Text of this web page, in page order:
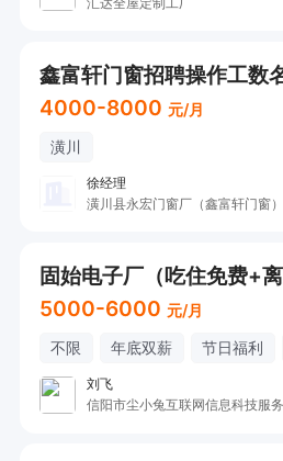
鑫富轩门窗招聘操作工数
4000-8000 元/月
潢川
徐经理
潢川县永宏门窗厂（鑫富轩门窗）
固始电子厂（吃住免费+离
5000-6000 元/月
不限 年底双薪 节日福利
刘飞